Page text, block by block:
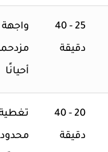
25 - 40
دقيقة
واجهة
مزدحمة
أحيانًا
20 - 40
دقيقة
تغطية
محدودة